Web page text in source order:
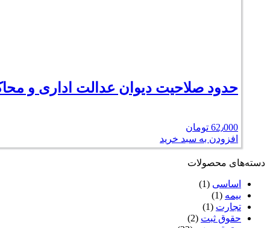
حدود صلاحیت دیوان عدالت اداری و
62٫000 تومان
افزودن به سبد خرید
دسته‌های محصولات
اساسی (1)
بیمه (1)
تجارت (1)
حقوق ثبت (2)